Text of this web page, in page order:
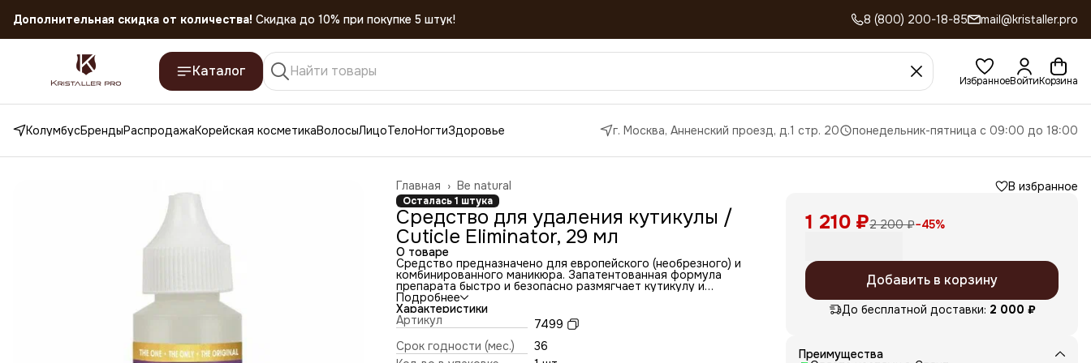
Дополнительная скидка от количества! Скидка до 10% при покупке 5 штук!
Скидка 45% на все товары до 31.07.2026
8 (800) 200-18-85 mail@kristaller.pro
Каталог
ИзбранноеВойтиКорзина
КолумбусБрендыРаспродажаКорейская косметикаВолосыЛицоТелоНогтиЗдоровье г. Москва, Анненский проезд, д.1 стр. 20 понедельник-пятница с 09:00 до 18:00
Be natural
Главная ›
Осталась 1 штука
Средство для удаления кутикулы /
Cuticle Eliminator, 29 мл
О товаре
Средство предназначено для европейского (необрезного) и
комбинированного маникюра. Запатентованная формула
препарата быстро и безопасно размягчает кутикулу и
отшелушивает ороговевшие клетки кожи вокруг ногтевого
ложа. За 45 секунд кутикула и птеригий размягчаются и легко
удаляются с помощью маникюрной палочки.
Cuticle Eliminator заметно облегчает работу мастера,
сокращая время маникюра. Также систематическое
использование средства при маникюре замедляет рост
Подробнее
Характеристики
Артикул
7499
Срок годности (мес.)
36
В избранное
1 210 ₽2 200 ₽−45%
Добавить в корзину
До бесплатной доставки: 2 000 ₽
Преимущества